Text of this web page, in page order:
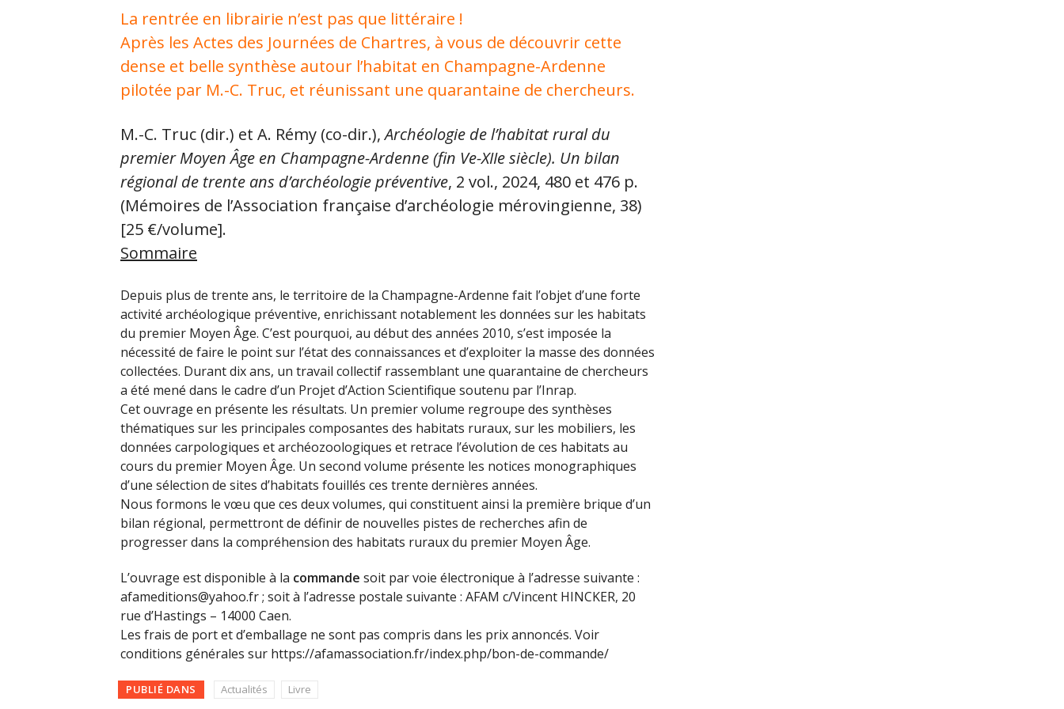
La rentrée en librairie n’est pas que littéraire !
Après les Actes des Journées de Chartres, à vous de découvrir cette
dense et belle synthèse autour l’habitat en Champagne-Ardenne
pilotée par M.-C. Truc, et réunissant une quarantaine de chercheurs.
M.-C. Truc (dir.) et A. Rémy (co-dir.),Archéologie de l’habitat rural du
premier Moyen Âge en Champagne-Ardenne (fin Ve-XIIe siècle). Un bilan
régional de trente ans d’archéologie préventive, 2 vol., 2024, 480 et 476 p.
(Mémoires de l’Association française d’archéologie mérovingienne, 38)
[25 €/volume].
Sommaire
Depuis plus de trente ans, le territoire de la Champagne-Ardenne fait l’objet d’une forte
activité archéologique préventive, enrichissant notablement les données sur les habitats
du premier Moyen Âge. C’est pourquoi, au début des années 2010, s’est imposée la
nécessité de faire le point sur l’état des connaissances et d’exploiter la masse des données
collectées. Durant dix ans, un travail collectif rassemblant une quarantaine de chercheurs
a été mené dans le cadre d’un Projet d’Action Scientifique soutenu par l’Inrap.
Cet ouvrage en présente les résultats. Un premier volume regroupe des synthèses
thématiques sur les principales composantes des habitats ruraux, sur les mobiliers, les
données carpologiques et archéozoologiques et retrace l’évolution de ces habitats au
cours du premier Moyen Âge. Un second volume présente les notices monographiques
d’une sélection de sites d’habitats fouillés ces trente dernières années.
Nous formons le vœu que ces deux volumes, qui constituent ainsi la première brique d’un
bilan régional, permettront de définir de nouvelles pistes de recherches afin de
progresser dans la compréhension des habitats ruraux du premier Moyen Âge.
L’ouvrage est disponible à la commande soit par voie électronique à l’adresse suivante :
afameditions@yahoo.fr ; soit à l’adresse postale suivante : AFAM c/Vincent HINCKER, 20
rue d’Hastings – 14000 Caen.
Les frais de port et d’emballage ne sont pas compris dans les prix annoncés. Voir
conditions générales sur https://afamassociation.fr/index.php/bon-de-commande/
PUBLIÉ DANS Actualités Livre